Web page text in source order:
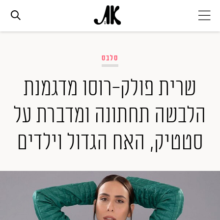
אופנה
ביוטי
סלבס
ערוצים נוספים
המגזין
סלבס
שרית פולק-רוסו מדגמנת
הלבשה תחתונה ומדברת על
סטטיק, האח הגדול וילדים